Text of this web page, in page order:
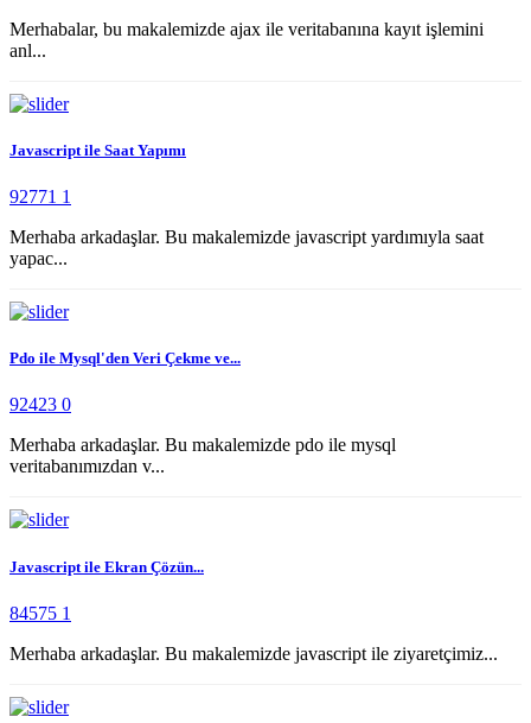
Merhabalar, bu makalemizde ajax ile veritabanına kayıt işlemini
anl...
Javascript ile Saat Yapımı
92771 1
Merhaba arkadaşlar. Bu makalemizde javascript yardımıyla saat
yapac...
Pdo ile Mysql'den Veri Çekme ve...
92423 0
Merhaba arkadaşlar. Bu makalemizde pdo ile mysql
veritabanımızdan v...
Javascript ile Ekran Çözün...
84575 1
Merhaba arkadaşlar. Bu makalemizde javascript ile ziyaretçimiz...